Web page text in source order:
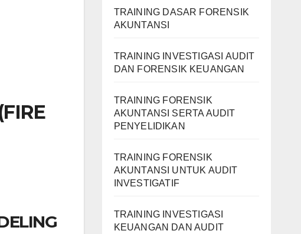
TRAINING DASAR FORENSIK
AKUNTANSI
TRAINING INVESTIGASI AUDIT
DAN FORENSIK KEUANGAN
TRAINING FORENSIK
AKUNTANSI SERTA AUDIT
PENYELIDIKAN
TRAINING FORENSIK
AKUNTANSI UNTUK AUDIT
INVESTIGATIF
TRAINING INVESTIGASI
KEUANGAN DAN AUDIT